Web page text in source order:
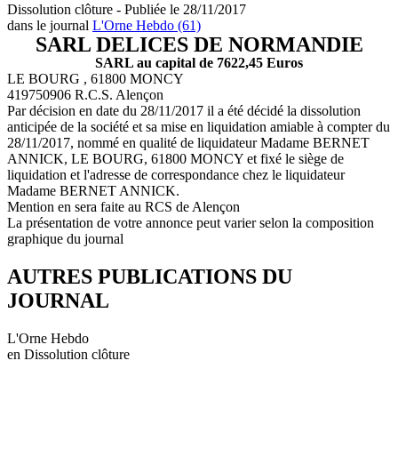
Dissolution clôture - Publiée le 28/11/2017
dans le journal L'Orne Hebdo (61)
SARL DELICES DE NORMANDIE
SARL au capital de 7622,45 Euros
LE BOURG , 61800 MONCY
419750906 R.C.S. Alençon
Par décision en date du 28/11/2017 il a été décidé la dissolution
anticipée de la société et sa mise en liquidation amiable à compter du
28/11/2017, nommé en qualité de liquidateur Madame BERNET
ANNICK, LE BOURG, 61800 MONCY et fixé le siège de
liquidation et l'adresse de correspondance chez le liquidateur
Madame BERNET ANNICK.
Mention en sera faite au RCS de Alençon
La présentation de votre annonce peut varier selon la composition
graphique du journal
AUTRES PUBLICATIONS DU
JOURNAL
L'Orne Hebdo
en Dissolution clôture